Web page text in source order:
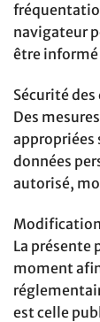
navigateur
être
Sécurité des
Des
appropriées
données
autorisé,
La
moment
est celle